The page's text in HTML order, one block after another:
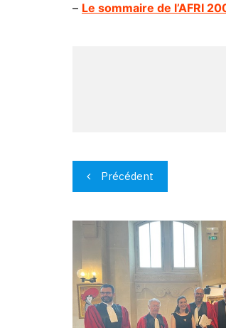
– Le sommaire de l’AFRI
Navigation
de
l’article
Précédent